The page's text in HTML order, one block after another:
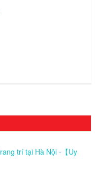
trí tại Hà Nội -【Uy